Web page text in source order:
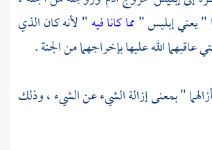
يعني إبليس "مما كانا فيه" لأنه كان الذي
عاقبهما الله عليها بإخراجهما من الجنة .
" بمعنى إزالة الشيء عن الشيء ، وذلك